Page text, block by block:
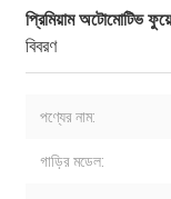
প্রিমিয়াম
বিবরণ
পণ্যের নাম:
গাড়ির মডেল: